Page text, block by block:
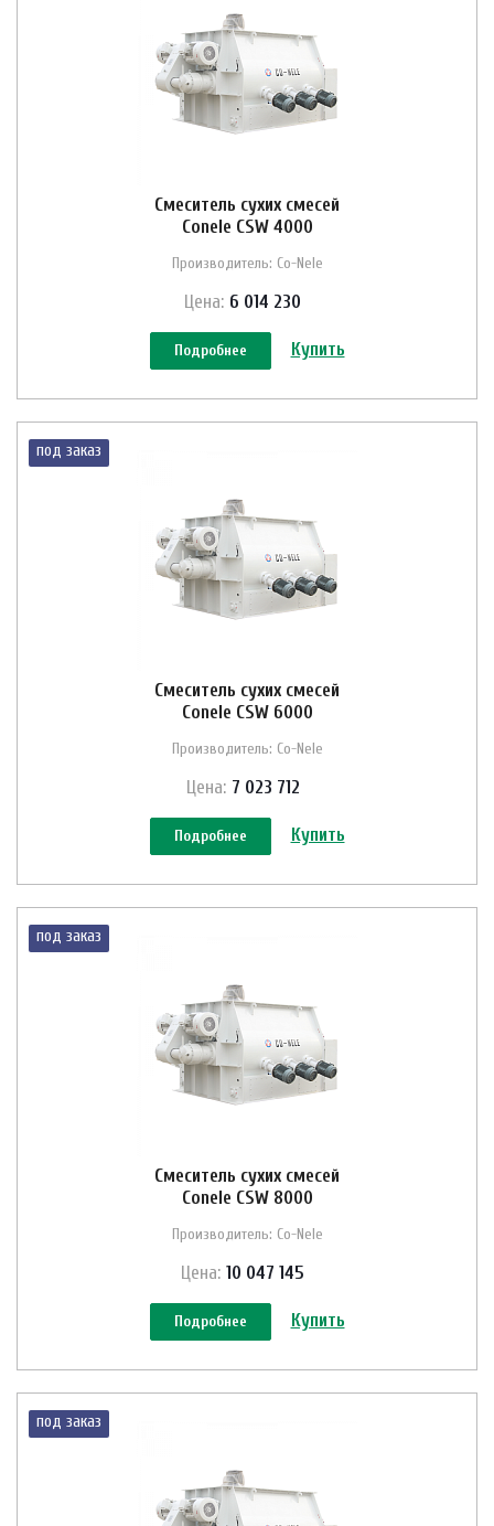
Смеситель сухих смесей
Conele CSW 4000
Производитель: Co-Nele
Цена: 6 014 230
Подробнее Купить
под заказ
Смеситель сухих смесей
Conele CSW 6000
Производитель: Co-Nele
Цена: 7 023 712
Подробнее Купить
под заказ
Смеситель сухих смесей
Conele CSW 8000
Производитель: Co-Nele
Цена: 10 047 145
Подробнее Купить
под заказ